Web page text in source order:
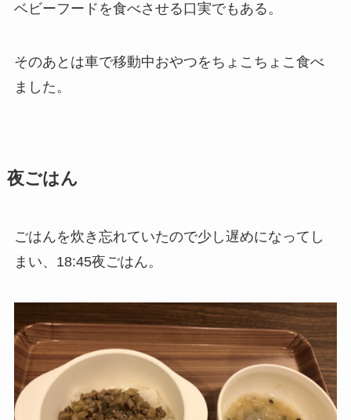
ベビーフードを食べさせる口実でもある。
そのあとは車で移動中おやつをちょこちょこ食べ
ました。
夜ごはん
ごはんを炊き忘れていたので少し遅めになってし
まい、18:45夜ごはん。